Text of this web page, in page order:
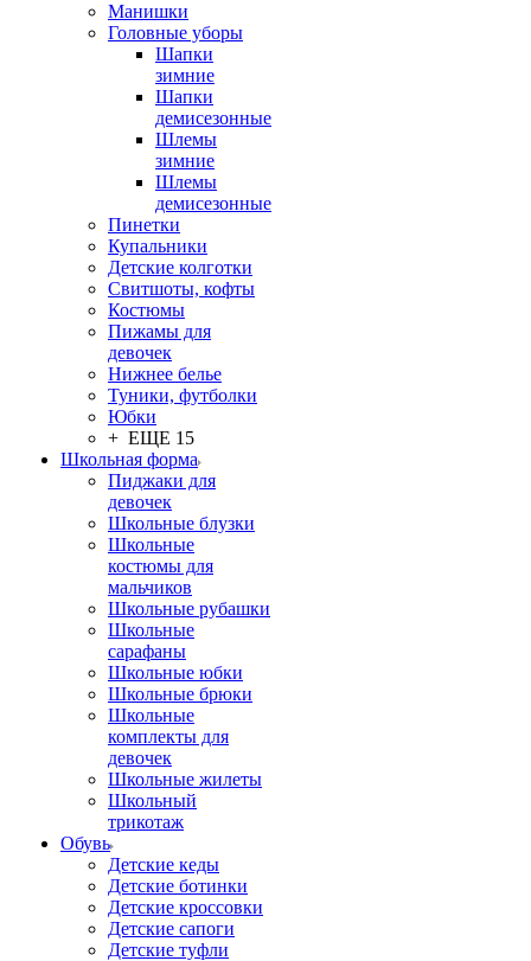
Манишки
Головные уборы
Шапки
зимние
Шапки
демисезонные
Шлемы
зимние
Шлемы
демисезонные
Пинетки
Купальники
Детские колготки
Свитшоты, кофты
Костюмы
Пижамы для
девочек
Нижнее белье
Туники, футболки
Юбки
+ ЕЩЕ 15
Школьная форма
Пиджаки для
девочек
Школьные блузки
Школьные
костюмы для
мальчиков
Школьные рубашки
Школьные
сарафаны
Школьные юбки
Школьные брюки
Школьные
комплекты для
девочек
Школьные жилеты
Школьный
трикотаж
Обувь
Детские кеды
Детские ботинки
Детские кроссовки
Детские сапоги
Детские туфли